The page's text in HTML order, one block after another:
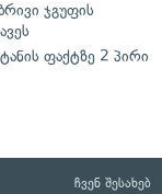
ჯგუფის
ფაქტზე 2 პირი
ჩვენ შესახებ